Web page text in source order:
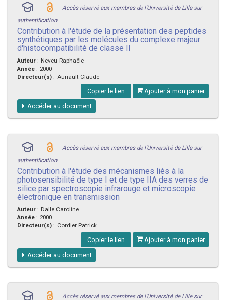
Accès réservé aux membres de l'Université de Lille sur
authentification
Contribution à l'étude de la présentation des peptides
synthétiques par les molécules du complexe majeur
d'histocompatibilité de classe II
Auteur : Neveu Raphaële
Année : 2000
Directeur(s) : Auriault Claude
Copier le lien Ajouter à mon panier
Accéder au document
Accès réservé aux membres de l'Université de Lille sur
authentification
Contribution à l'étude des mécanismes liés à la
photosensibilité de type I et de type IIA des verres de
silice par spectroscopie infrarouge et microscopie
électronique en transmission
Auteur : Dalle Caroline
Année : 2000
Directeur(s) : Cordier Patrick
Copier le lien Ajouter à mon panier
Accéder au document
Accès réservé aux membres de l'Université de Lille sur